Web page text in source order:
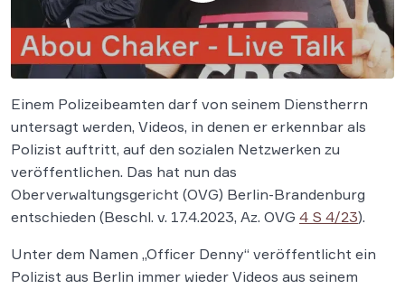
Einem Polizeibeamten darf von seinem Dienstherrn
untersagt werden, Videos, in denen er erkennbar als
Polizist auftritt, auf den sozialen Netzwerken zu
veröffentlichen. Das hat nun das
Oberverwaltungsgericht (OVG) Berlin-Brandenburg
entschieden (Beschl. v. 17.4.2023, Az. OVG 4 S 4/23).
Unter dem Namen „Officer Denny“ veröffentlicht ein
Polizist aus Berlin immer wieder Videos aus seinem